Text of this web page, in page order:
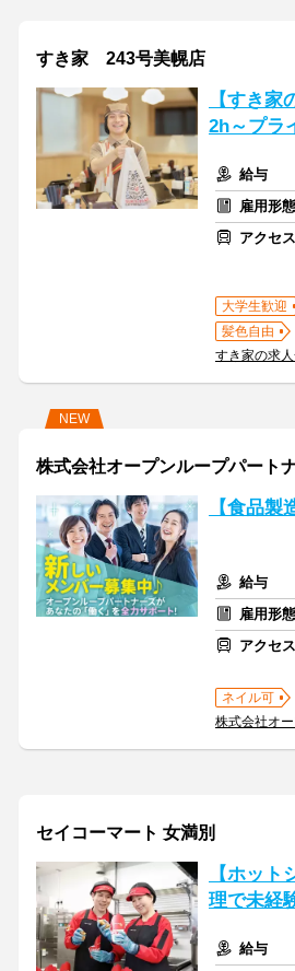
すき家 243号美幌店
【すき
2h～プラ
給与
雇用形態
アクセス
大学生歓迎
髪色自由
すき家の求
NEW
株式会社オープンループパート
【食品
給与
雇用形態
アクセス
ネイル可
株式会社オ
セイコーマート 女満別
【ホッ
理で未経
給与